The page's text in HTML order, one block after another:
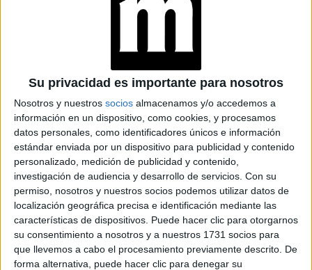
Su privacidad es importante para nosotros
Nosotros y nuestros socios almacenamos y/o accedemos a
información en un dispositivo, como cookies, y procesamos
datos personales, como identificadores únicos e información
estándar enviada por un dispositivo para publicidad y contenido
personalizado, medición de publicidad y contenido,
investigación de audiencia y desarrollo de servicios. Con su
permiso, nosotros y nuestros socios podemos utilizar datos de
localización geográfica precisa e identificación mediante las
características de dispositivos. Puede hacer clic para otorgarnos
su consentimiento a nosotros y a nuestros 1731 socios para
que llevemos a cabo el procesamiento previamente descrito. De
forma alternativa, puede hacer clic para denegar su
MODA 24-09-2025 07:02
¿Dónde están todas las mujeres
diseñadoras en las grandes casas de
moda?
Hay algo que falta en las casas de moda de lujo. Y es
demasiado obvio para ser un descuido.